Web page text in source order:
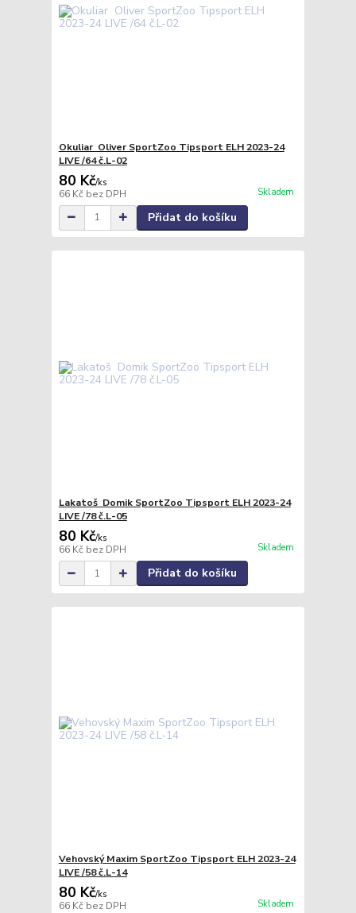
Okuliar Oliver SportZoo Tipsport ELH 2023-24
LIVE /64 č.L-02
80 Kč/ks
66 Kč bez DPH Skladem
Přidat do košíku
Lakatoš Domik SportZoo Tipsport ELH 2023-24
LIVE /78 č.L-05
80 Kč/ks
66 Kč bez DPH Skladem
Přidat do košíku
Vehovský Maxim SportZoo Tipsport ELH 2023-24
LIVE /58 č.L-14
80 Kč/ks
66 Kč bez DPH Skladem